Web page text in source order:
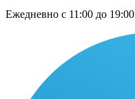
Ежедневно с 11:00 до 19:00